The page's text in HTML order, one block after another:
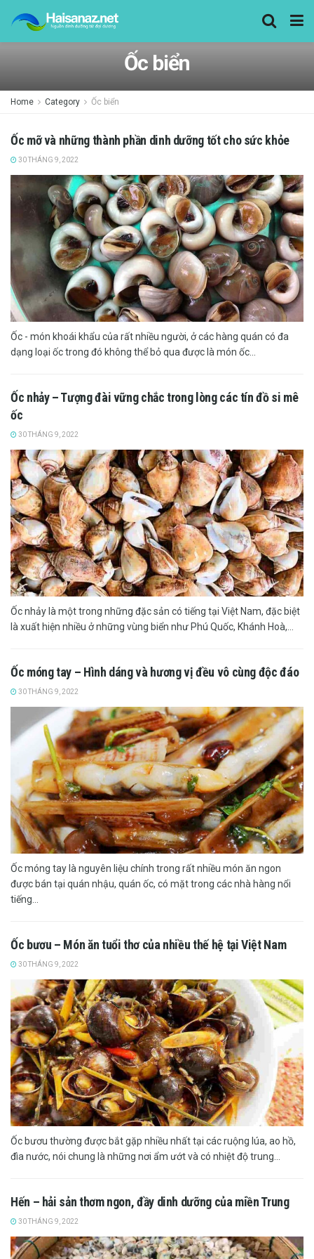
Ốc biển
Home Category Ốc biển
Ốc mỡ và những thành phần dinh dưỡng tốt cho sức khỏe
30 THÁNG 9, 2022
Ốc - món khoái khẩu của rất nhiều người, ở các hàng quán có đa
dạng loại ốc trong đó không thể bỏ qua được là món ốc...
Ốc nhảy – Tượng đài vững chắc trong lòng các tín đồ si mê
ốc
30 THÁNG 9, 2022
Ốc nhảy là một trong những đặc sản có tiếng tại Việt Nam, đặc biệt
là xuất hiện nhiều ở những vùng biển như Phú Quốc, Khánh Hoà,...
Ốc móng tay – Hình dáng và hương vị đều vô cùng độc đáo
30 THÁNG 9, 2022
Ốc móng tay là nguyên liệu chính trong rất nhiều món ăn ngon
được bán tại quán nhậu, quán ốc, có mặt trong các nhà hàng nổi
tiếng...
Ốc bươu – Món ăn tuổi thơ của nhiều thế hệ tại Việt Nam
30 THÁNG 9, 2022
Ốc bươu thường được bắt gặp nhiều nhất tại các ruộng lúa, ao hồ,
đìa nước, nói chung là những nơi ẩm ướt và có nhiệt độ trung...
Hến – hải sản thơm ngon, đầy dinh dưỡng của miền Trung
30 THÁNG 9, 2022